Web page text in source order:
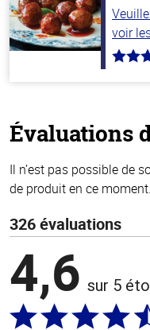
voir
4.5
Évaluations
Il n’est pas possible de
de produit en ce
326 évaluations
4,6 sur 5